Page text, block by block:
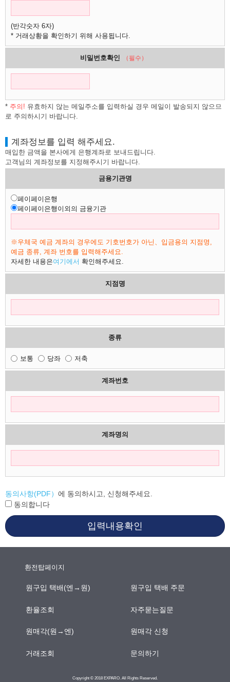
(반각숫자 6자)
* 거래상황을 확인하기 위해 사용됩니다.
비밀번호확인 （필수）
* 주의! 유효하지 않는 메일주소를 입력하실 경우 메일이 발송되지 않으므
로 주의하시기 바랍니다.
계좌정보를 입력 해주세요.
매입한 금액을 본사에게 은행계좌로 보내드립니다.
고객님의 계좌정보를 지정해주시기 바랍니다.
금용기관명
페이페이은행
페이페이은행이외의 금융기관
※우체국 예금 계좌의 경우에도 기호번호가 아닌、입금용의 지점명,
예금 종류, 계좌 번호를 입력해주세요.
자세한 내용은여기에서 확인해주세요.
지점명
종류
보통 당좌 저축
계좌번호
계좌명의
동의사항(PDF） 에 동의하시고, 신청해주세요.
동의합니다
입력내용확인
환전탑페이지
원구입 택배(엔→원) 원구입 택배 주문
환율조회 자주묻는질문
원매각(원→엔) 원매각 신청
거래조회 문의하기
Copyright © 2018 EXPARO. All Rights Reserved.